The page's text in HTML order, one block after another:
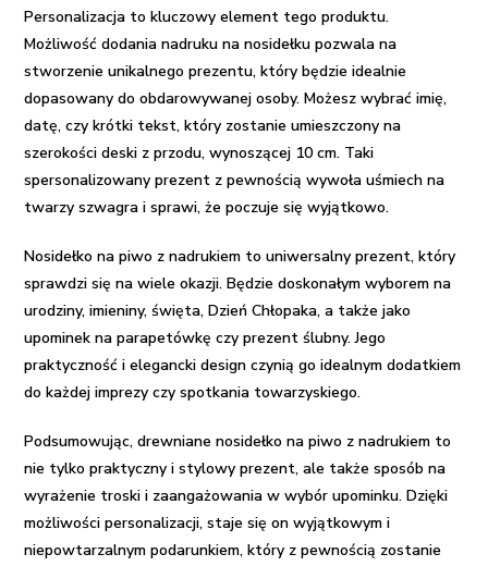
Personalizacja to kluczowy element tego produktu.
Możliwość dodania nadruku na nosidełku pozwala na
stworzenie unikalnego prezentu, który będzie idealnie
dopasowany do obdarowywanej osoby. Możesz wybrać imię,
datę, czy krótki tekst, który zostanie umieszczony na
szerokości deski z przodu, wynoszącej 10 cm. Taki
spersonalizowany prezent z pewnością wywoła uśmiech na
twarzy szwagra i sprawi, że poczuje się wyjątkowo.
Nosidełko na piwo z nadrukiem to uniwersalny prezent, który
sprawdzi się na wiele okazji. Będzie doskonałym wyborem na
urodziny, imieniny, święta, Dzień Chłopaka, a także jako
upominek na parapetówkę czy prezent ślubny. Jego
praktyczność i elegancki design czynią go idealnym dodatkiem
do każdej imprezy czy spotkania towarzyskiego.
Podsumowując, drewniane nosidełko na piwo z nadrukiem to
nie tylko praktyczny i stylowy prezent, ale także sposób na
wyrażenie troski i zaangażowania w wybór upominku. Dzięki
możliwości personalizacji, staje się on wyjątkowym i
niepowtarzalnym podarunkiem, który z pewnością zostanie